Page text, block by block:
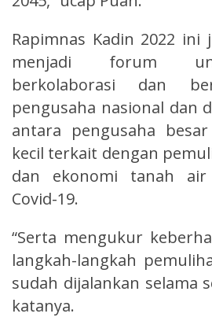
Rapimnas Kadin 2022 ini
menjadi forum
berkolaborasi dan
pengusaha nasional dan
antara pengusaha
kecil terkait dengan
dan ekonomi tanah air
Covid-19.
“Serta mengukur
langkah-langkah
sudah dijalankan selama
katanya.